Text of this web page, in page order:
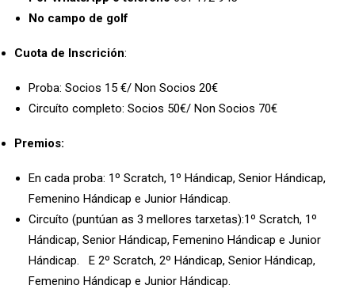
No campo de golf
Cuota de Inscrición:
Proba: Socios 15 €/ Non Socios 20€
Circuíto completo: Socios 50€/ Non Socios 70€
Premios:
En cada proba: 1º Scratch, 1º Hándicap, Senior Hándicap,
Femenino Hándicap e Junior Hándicap.
Circuíto (puntúan as 3 mellores tarxetas):1º Scratch, 1º
Hándicap, Senior Hándicap, Femenino Hándicap e Junior
Hándicap. E 2º Scratch, 2º Hándicap, Senior Hándicap,
Femenino Hándicap e Junior Hándicap.